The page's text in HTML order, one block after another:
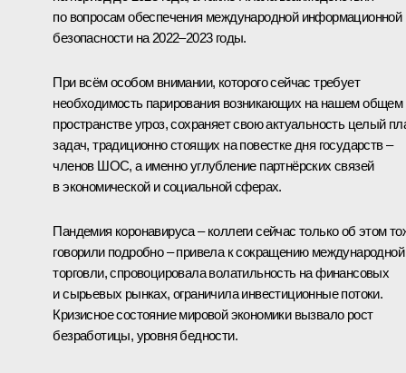
по вопросам обеспечения международной информационной
безопасности на 2022–2023 годы.
При всём особом внимании, которого сейчас требует
необходимость парирования возникающих на нашем общем
пространстве угроз, сохраняет свою актуальность целый
задач, традиционно стоящих на повестке дня государств –
членов ШОС, а именно углубление партнёрских связей
в экономической и социальной сферах.
Пандемия коронавируса – коллеги сейчас только об этом
говорили подробно – привела к сокращению международной
торговли, спровоцировала волатильность на финансовых
и сырьевых рынках, ограничила инвестиционные потоки.
Кризисное состояние мировой экономики вызвало рост
безработицы, уровня бедности.